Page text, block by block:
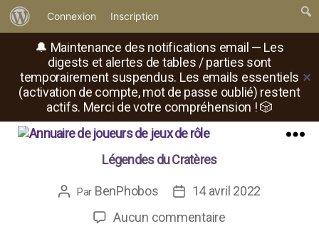
🔔 Maintenance des notifications email — Les
digests et alertes de tables / parties sont
temporairement suspendus. Les emails essentiels
(activation de compte, mot de passe oublié) restent
actifs. Merci de votre compréhension ! 🎲
✕
propos
de
WordPress
Connexion Inscription
Légendes du Cratères
Auteur
l’article
Par BenPhobos
Date
l’article
14 avril 2022
Aucun commentairesur